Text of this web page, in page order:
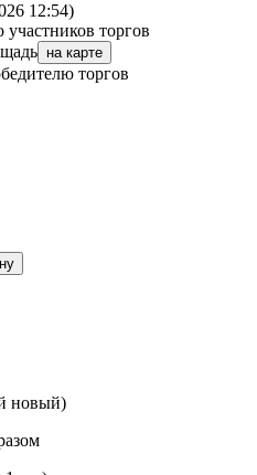
12:54)
торгов
на карте
торгов
новый)